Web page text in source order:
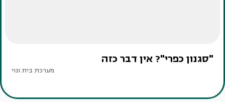
"סגנון כפרי"? אין דבר כזה
מערכת בית ונוי